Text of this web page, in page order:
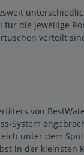
die jeweilige
verteilt
von
System
unter dem
in der kleinsten